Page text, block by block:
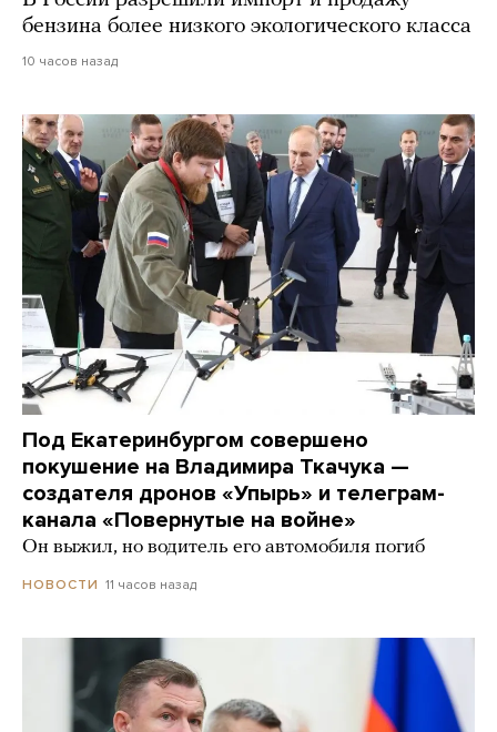
бензина более низкого экологического класса
10 часов назад
Под Екатеринбургом совершено
покушение на Владимира Ткачука —
создателя дронов «Упырь» и телеграм-
канала «Повернутые на войне»
Он выжил, но водитель его автомобиля погиб
НОВОСТИ 11 часов назад